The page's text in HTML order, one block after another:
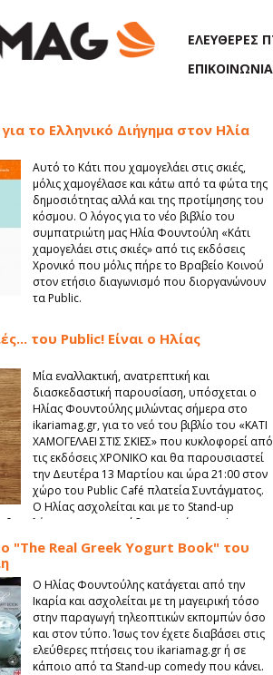
ΕΛΕΥΘΕΡΕΣ
ΕΠΙΚΟΙΝΩΝΙΑ
το Ελληνικό Διήγημα στον Ηλία
Αυτό το Κάτι που χαμογελάει στις σκιές,
μόλις χαμογέλασε και κάτω από τα φώτα της
δημοσιότητας αλλά και της προτίμησης του
κόσμου. Ο λόγος για το νέο βιβλίο του
συμπατριώτη μας Ηλία Φουντούλη «Κάτι
χαμογελάει στις σκιές» από τις εκδόσεις
Χρονικό που μόλις πήρε το Βραβείο Κοινού
στον ετήσιο διαγωνισμό που διοργανώνουν
τα Public.
του Public! Είναι ο Ηλίας
Mία εναλλακτική, ανατρεπτική και
διασκεδαστική παρουσίαση, υπόσχεται ο
Ηλίας Φουντούλης μιλώντας σήμερα στο
ikariamag.gr, για το νεό του βιβλίο του «ΚΑΤΙ
ΧΑΜΟΓΕΛΑΕΙ ΣΤΙΣ ΣΚΙΕΣ» που κυκλοφορεί από
τις εκδόσεις ΧΡΟΝΙΚΟ και θα παρουσιαστεί
την Δευτέρα 13 Μαρτίου και ώρα 21:00 στον
χώρο του Public Café πλατεία Συντάγματος.
Ο Ηλίας ασχολείται και με το Stand-up
θα μιλήσουν και μια ομάδα γνωστών stand-up
ο κ. Γιώργος Χατζηπαύλου. Όμως ο
θα ειναι μία συμμετοχική παρουσίαση
χέρια.
"Τhe Real Greek Yogurt Book" του
Ο Ηλίας Φουντούλης κατάγεται από την
Ικαρία και ασχολείται με τη μαγειρική τόσο
στην παραγωγή τηλεοπτικών εκπομπών όσο
και στον τύπο. Ίσως τον έχετε διαβάσει στις
ελεύθερες πτήσεις του ikariamag.gr ή σε
κάποιο από τα Stand-up comedy που κάνει.